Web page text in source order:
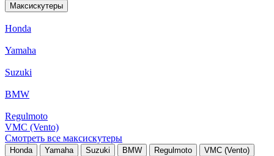
Максискутеры
Honda
Yamaha
Suzuki
BMW
Regulmoto
VMC (Vento)
Смотреть все максискутеры
Honda Yamaha Suzuki BMW Regulmoto VMC (Vento)